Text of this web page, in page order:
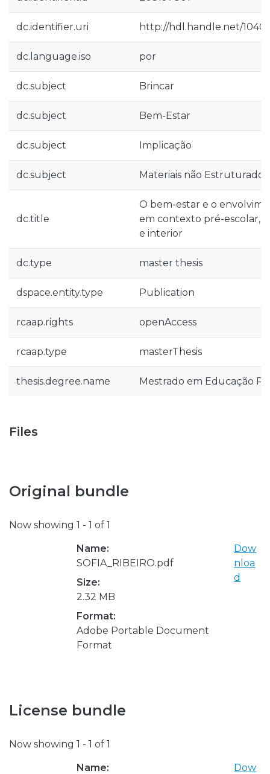
dc.identifier.uri http://hdl.handle.net/
dc.language.iso por
dc.subject Brincar
dc.subject Bem-Estar
dc.subject Implicação
dc.subject Materiais não Estruturados
dc.title
O bem-estar e o
em contexto pré-escolar,
e interior
dc.type master thesis
dspace.entity.type Publication
rcaap.rights openAccess
rcaap.type masterThesis
thesis.degree.name Mestrado em Educação
Files
Original bundle
Now showing 1 - 1 of 1
Name:
SOFIA_RIBEIRO.pdf
Size:
2.32 MB
Format:
Adobe Portable Document
Format
Dow
nloa
d
License bundle
Now showing 1 - 1 of 1
Name:
Dow